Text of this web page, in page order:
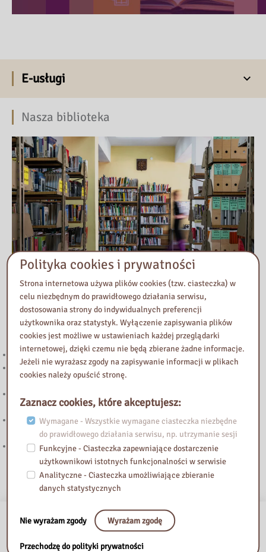
E-usługi
Nasza biblioteka
Przeczytaj
Uwaga! Zmiana godzin otwarcia w lipcu i w sierpniu.
Uwaga! Zmiana godzin otwarcia Biblioteki Pedagogicznej w
Żyrardowie
lokalnych
Podstawowe kierunki realizacji polityki oświatowej państwa w roku
szkolnym 2026/2027
Znamy laureatów IV edycji konkursu czytelniczego
Polityka cookies i prywatności
Strona internetowa używa plików cookies (tzw. ciasteczka) w
celu niezbędnym do prawidłowego działania serwisu,
dostosowania strony do indywidualnych preferencji
użytkownika oraz statystyk. Wyłączenie zapisywania plików
cookies jest możliwe w ustawieniach każdej przeglądarki
internetowej, dzięki czemu nie będą zbierane żadne informacje.
Jeżeli nie wyrażasz zgody na zapisywanie informacji w plikach
cookies należy opuścić stronę.
Zaznacz cookies, które akceptujesz:
Wymagane - Wszystkie wymagane ciasteczka niezbędne
do prawidłowego działania serwisu, np. utrzymanie sesji
Funkcyjne - Ciasteczka zapewniające dostarczenie
użytkownikowi istotnych funkcjonalności w serwisie
Analityczne - Ciasteczka umożliwiające zbieranie
danych statystycznych
Nie wyrażam zgody Wyrażam zgodę
Przechodzę do polityki prywatności